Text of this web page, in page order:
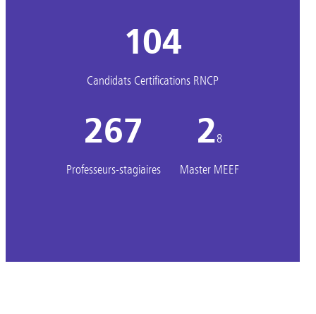
104
Candidats Certifications RNCP
267
Professeurs-stagiaires
28
Master MEEF